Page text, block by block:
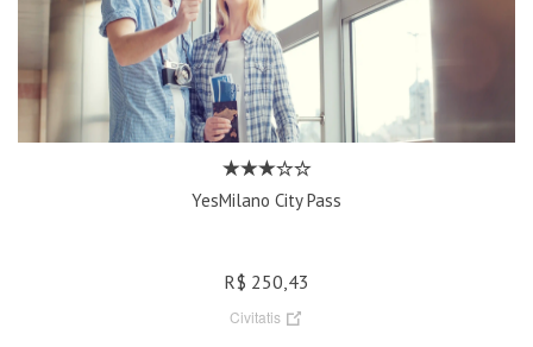
YesMilano City Pass
R$ 250,43
Civitatis